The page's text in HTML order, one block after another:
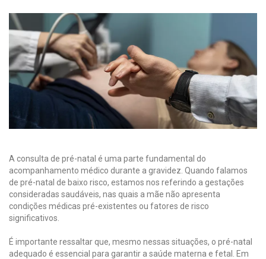
A consulta de pré-natal é uma parte fundamental do
acompanhamento médico durante a gravidez. Quando falamos
de pré-natal de baixo risco, estamos nos referindo a gestações
consideradas saudáveis, nas quais a mãe não apresenta
condições médicas pré-existentes ou fatores de risco
significativos.
É importante ressaltar que, mesmo nessas situações, o pré-natal
adequado é essencial para garantir a saúde materna e fetal. Em